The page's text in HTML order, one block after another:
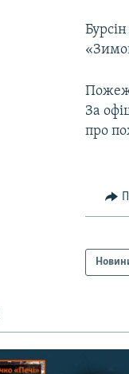
За
про